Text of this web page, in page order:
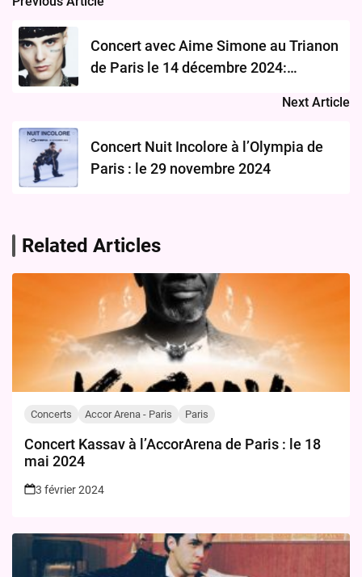
Post
navigationConcert avec Aime Simone au Trianon
de Paris le 14 décembre 2024:
Next Article
Concert Nuit Incolore à l’Olympia de
Paris : le 29 novembre 2024
Related Articles
Concerts Accor Arena - Paris Paris
Concert Kassav à l’AccorArena de Paris : le 18
mai 2024
3 février 2024